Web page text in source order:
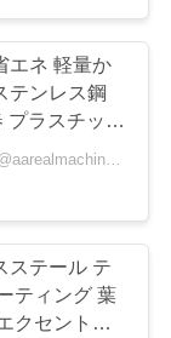
ン
23
エネ 軽量か
テンレス鋼
プラスチック
するためのエ
ックバランス
ータリーコン
ステール テ
ティング 葉
クセントリ